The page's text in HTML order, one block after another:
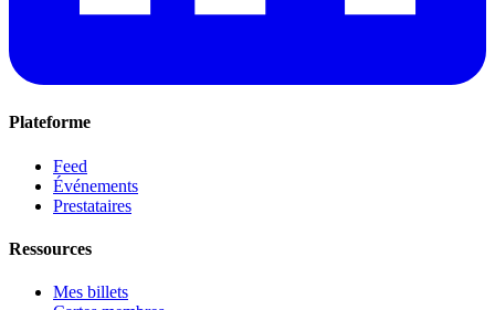
Plateforme
Feed
Événements
Prestataires
Ressources
Mes billets